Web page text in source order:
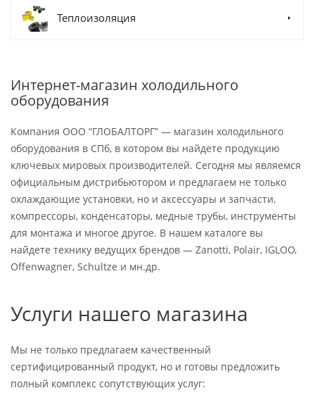
Теплоизоляция
Интернет-магазин холодильного
оборудования
Компания ООО “ГЛОБАЛТОРГ” — магазин холодильного
оборудования в СПб, в котором вы найдете продукцию
ключевых мировых производителей. Сегодня мы являемся
официальным дистрибьютором и предлагаем не только
охлаждающие установки, но и аксессуары и запчасти,
компрессоры, конденсаторы, медные трубы, инструменты
для монтажа и многое другое. В нашем каталоге вы
найдете технику ведущих брендов — Zanotti, Polair, IGLOO,
Offenwagner, Schultze и мн.др.
Услуги нашего магазина
Мы не только предлагаем качественный
сертифицированный продукт, но и готовы предложить
полный комплекс сопутствующих услуг: